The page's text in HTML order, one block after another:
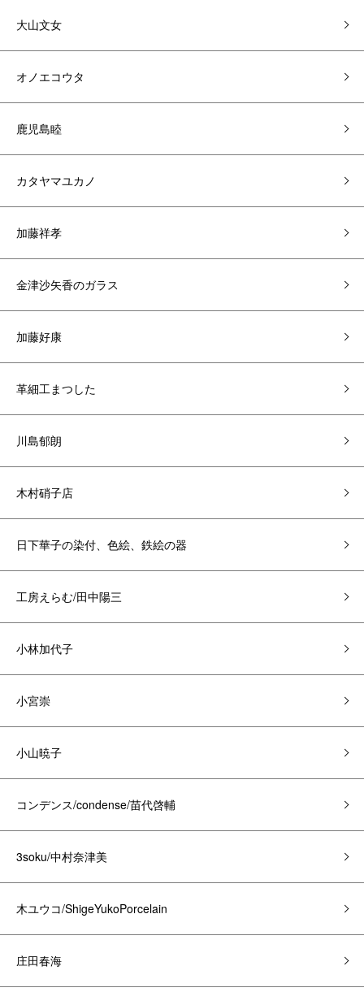
大山文女
オノエコウタ
鹿児島睦
カタヤマユカノ
加藤祥孝
金津沙矢香のガラス
加藤好康
革細工まつした
川島郁朗
木村硝子店
日下華子の染付、色絵、鉄絵の器
工房えらむ/田中陽三
小林加代子
小宮崇
小山暁子
コンデンス/condense/苗代啓輔
3soku/中村奈津美
木ユウコ/ShigeYukoPorcelain
庄田春海